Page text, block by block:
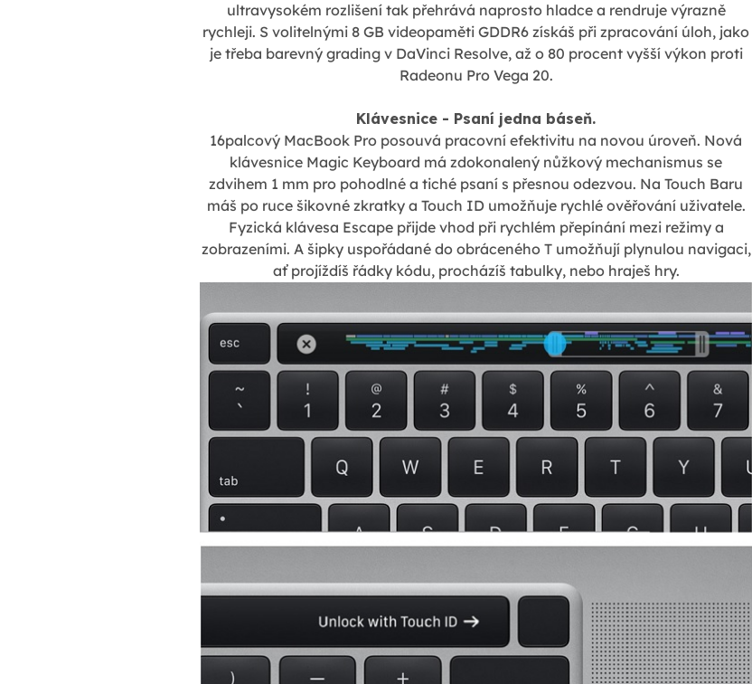
ultravysokém rozlišení tak přehrává naprosto hladce a rendruje výrazně
rychleji. S volitelnými 8 GB videopaměti GDDR6 získáš při zpracování úloh, jako
je třeba barevný grading v DaVinci Resolve, až o 80 procent vyšší výkon proti
Radeonu Pro Vega 20.
Klávesnice - Psaní jedna báseň.
16palcový MacBook Pro posouvá pracovní efektivitu na novou úroveň. Nová
klávesnice Magic Keyboard má zdokonalený nůžkový mechanismus se
zdvihem 1 mm pro pohodlné a tiché psaní s přesnou odezvou. Na Touch Baru
máš po ruce šikovné zkratky a Touch ID umožňuje rychlé ověřování uživatele.
Fyzická klávesa Escape přijde vhod při rychlém přepínání mezi režimy a
zobrazeními. A šipky uspořádané do obráceného T umožňují plynulou navigaci,
ať projíždíš řádky kódu, procházíš tabulky, nebo hraješ hry.